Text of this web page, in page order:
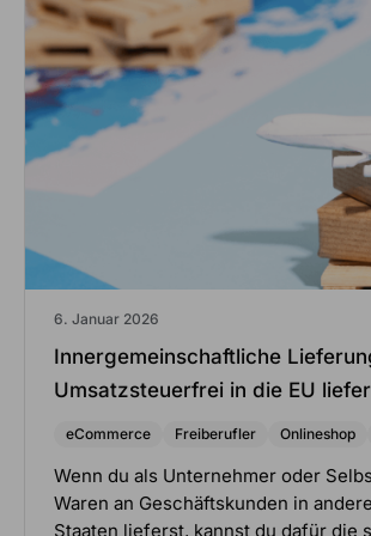
6. Januar 2026
Innergemeinschaftliche
Umsatzsteuerfrei in die EU
eCommerce Freiberufler Onlineshop
Wenn du als Unternehmer oder
Waren an Geschäftskunden in
Staaten lieferst, kannst du dafür die